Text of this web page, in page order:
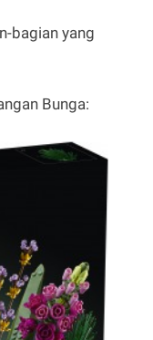
bagian yang
Bunga: